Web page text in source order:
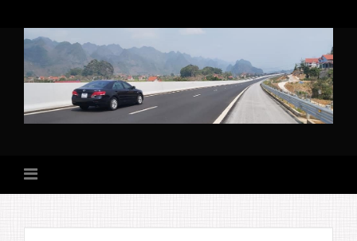
content